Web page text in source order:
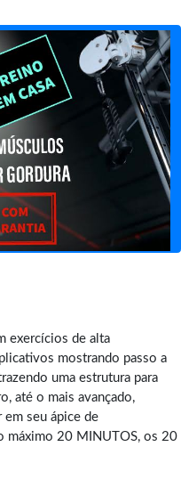
exercícios de alta
mostrando passo a
uma estrutura para
até o mais avançado,
em seu ápice de
máximo 20 MINUTOS, os 20